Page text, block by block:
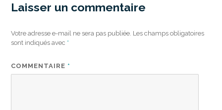
Laisser un commentaire
Votre adresse e-mail ne sera pas publiée. Les champs obligatoires
sont indiqués avec *
COMMENTAIRE *